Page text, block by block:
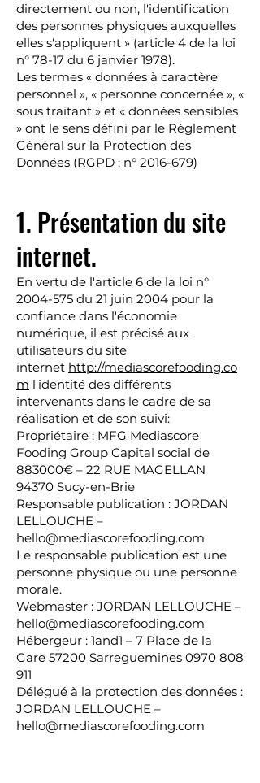
directement ou non, l'identification
des personnes physiques auxquelles
elles s'appliquent » (article 4 de la loi
n° 78-17 du 6 janvier 1978).
Les termes « données à caractère
personnel », « personne concernée », «
sous traitant » et « données sensibles
» ont le sens défini par le Règlement
Général sur la Protection des
Données (RGPD : n° 2016-679)
1. Présentation du site
internet.
En vertu de l'article 6 de la loi n°
2004-575 du 21 juin 2004 pour la
confiance dans l'économie
numérique, il est précisé aux
utilisateurs du site
internet http://mediascorefooding.co
m l'identité des différents
intervenants dans le cadre de sa
réalisation et de son suivi:
Propriétaire : MFG Mediascore
Fooding Group Capital social de
883000€ – 22 RUE MAGELLAN
94370 Sucy-en-Brie
Responsable publication : JORDAN
LELLOUCHE –
hello@mediascorefooding.com
Le responsable publication est une
personne physique ou une personne
morale.
Webmaster : JORDAN LELLOUCHE –
hello@mediascorefooding.com
Hébergeur : 1and1 – 7 Place de la
Gare 57200 Sarreguemines 0970 808
911
Délégué à la protection des données :
JORDAN LELLOUCHE –
hello@mediascorefooding.com